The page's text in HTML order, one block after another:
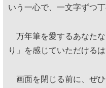
いう一心で、一文字ずつ
万年筆を愛するあなた
り」を感じていただけるは
画面を閉じる前に、ぜ